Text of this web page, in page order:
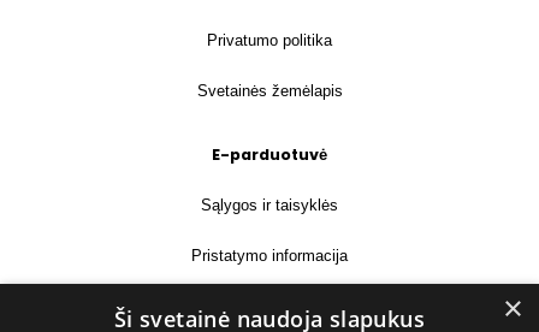
Privatumo politika
Svetainės žemėlapis
E-parduotuvė
Sąlygos ir taisyklės
Pristatymo informacija
Prekių grąžinimas ×
Ši svetainė naudoja slapukus